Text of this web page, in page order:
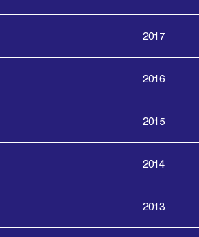
2017
2016
2015
2014
2013